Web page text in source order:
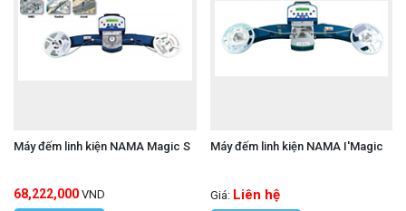
Máy đếm linh kiện NAMA Magic S
68,222,000 VND
Máy đếm linh kiện NAMA I'Magic
Giá: Liên hệ